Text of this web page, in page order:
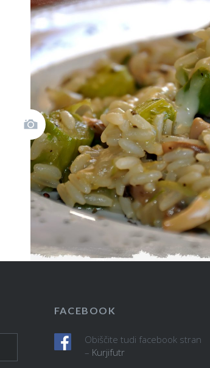
FACEBOOK
Obiščite tudi facebook stran
– Kurjifutr